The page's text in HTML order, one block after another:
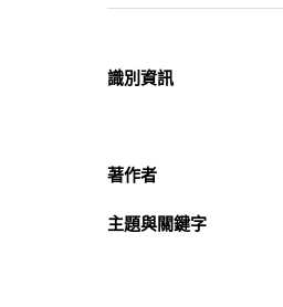
識別資訊
著作者
主題與關鍵字